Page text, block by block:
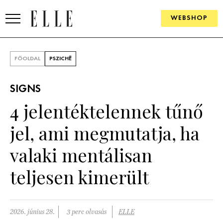
WEBSHOP
SZÉPSÉG
KULTÚRA
PSZICHÉ
PÁRKAPCSOLAT
FŐOLDAL PSZICHÉ
SIGNS
4 jelentéktelennek tűnő
jel, ami megmutatja, ha
valaki mentálisan
teljesen kimerült
2026. június 28. 3 perc olvasás ELLE